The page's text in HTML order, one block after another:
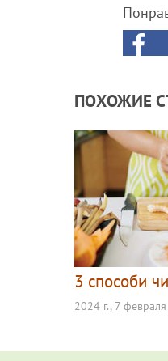
ПОХОЖИЕ
3 способи
2024 г., 7 февраля